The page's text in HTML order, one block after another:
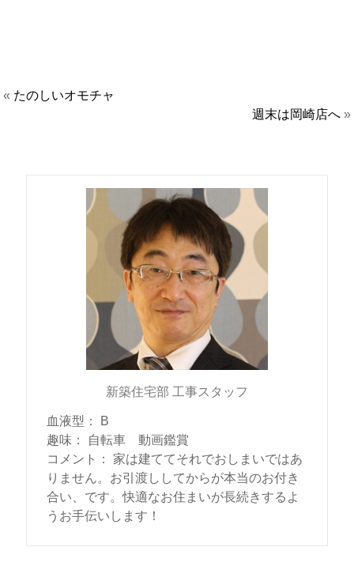
« たのしいオモチャ
週末は岡崎店へ»
新築住宅部 工事スタッフ
血液型 ：
B
趣味 ：
自転車 動画鑑賞
コメント
：
家は建ててそれでおしまいではあ
りません。お引渡ししてからが本当のお付き
合い、です。快適なお住まいが長続きするよ
うお手伝いします！